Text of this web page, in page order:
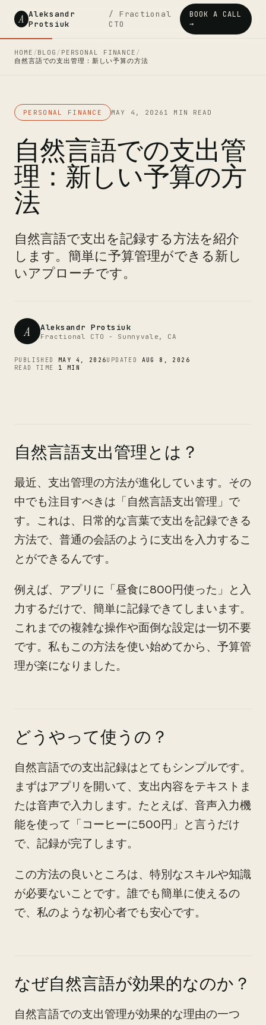
A Aleksandr
Protsiuk
/ Fractional
CTO
BOOK A CALL
→
HOME /BLOG / PERSONAL FINANCE /
自然言語での支出管理：新しい予算の方法
PERSONAL FINANCE MAY 4, 2026 1 MIN READ
自然言語での支出管
理：新しい予算の方
法
自然言語で支出を記録する方法を紹介
します。簡単に予算管理ができる新し
いアプローチです。
A Aleksandr Protsiuk
Fractional CTO - Sunnyvale, CA
PUBLISHED MAY 4, 2026UPDATED AUG 8, 2026
READ TIME 1 MIN
自然言語支出管理とは？
最近、支出管理の方法が進化しています。その
中でも注目すべきは「自然言語支出管理」で
す。これは、日常的な言葉で支出を記録できる
方法で、普通の会話のように支出を入力するこ
とができるんです。
例えば、アプリに「昼食に800円使った」と入
力するだけで、簡単に記録できてしまいます。
これまでの複雑な操作や面倒な設定は一切不要
です。私もこの方法を使い始めてから、予算管
理が楽になりました。
どうやって使うの？
自然言語での支出記録はとてもシンプルです。
まずはアプリを開いて、支出内容をテキストま
たは音声で入力します。たとえば、音声入力機
能を使って「コーヒーに500円」と言うだけ
で、記録が完了します。
この方法の良いところは、特別なスキルや知識
が必要ないことです。誰でも簡単に使えるの
で、私のような初心者でも安心です。
なぜ自然言語が効果的なのか？
自然言語での支出管理が効果的な理由の一つ